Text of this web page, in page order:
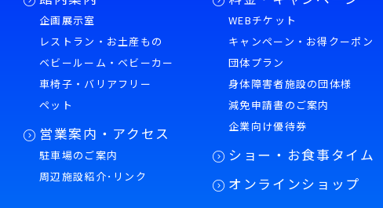
企画展示室
レストラン・お土産もの
ベビールーム・ベビーカー
車椅子・バリアフリー
ペット
営業案内・アクセス
駐車場のご案内
周辺施設紹介･リンク
WEBチケット
キャンペーン・お得クーポン
団体プラン
身体障害者施設の団体様
減免申請書のご案内
企業向け優待券
ショー・お食事タイム
オンラインショップ